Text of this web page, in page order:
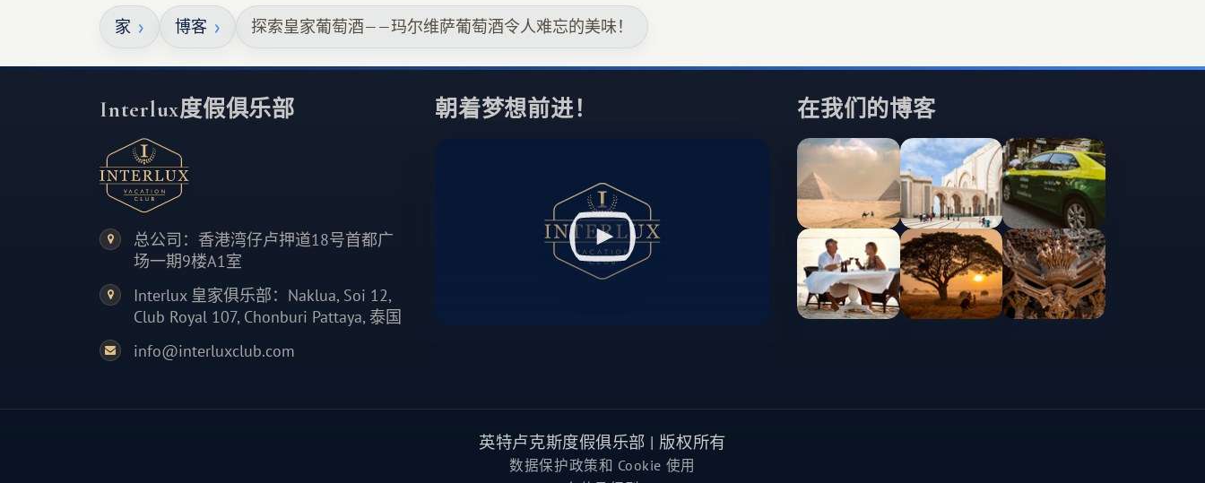
家 博客 探索皇家葡萄酒——玛尔维萨葡萄酒令人难忘的美味！
Interlux度假俱乐部
总公司：香港湾仔卢押道18号首都广
场一期9楼A1室
Interlux 皇家俱乐部：Naklua, Soi 12,
Club Royal 107, Chonburi Pattaya, 泰国
info@interluxclub.com
朝着梦想前进！ 在我们的博客
英特卢克斯度假俱乐部 | 版权所有
数据保护政策和 Cookie 使用